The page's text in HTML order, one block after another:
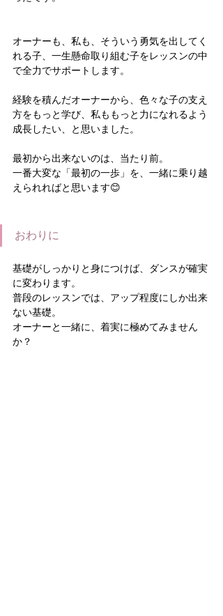
オーナーも、私も、そういう勇気を出してく
れる子、一生懸命取り組む子をレッスンの中
で全力でサポートします。
経験を積んだオーナーから、色々な子の支え
方をもっと学び、私ももっと力になれるよう
成長したい、と思いました。
最初から出来ないのは、当たり前。
一番大変な「最初の一歩」を、一緒に乗り越
えられればと思います😊
おわりに
基礎がしっかりと身につけば、ダンスが確実
に変わります。
普段のレッスンでは、アップ程度にしか出来
ない基礎。
オーナーと一緒に、着実に極めてみません
か？